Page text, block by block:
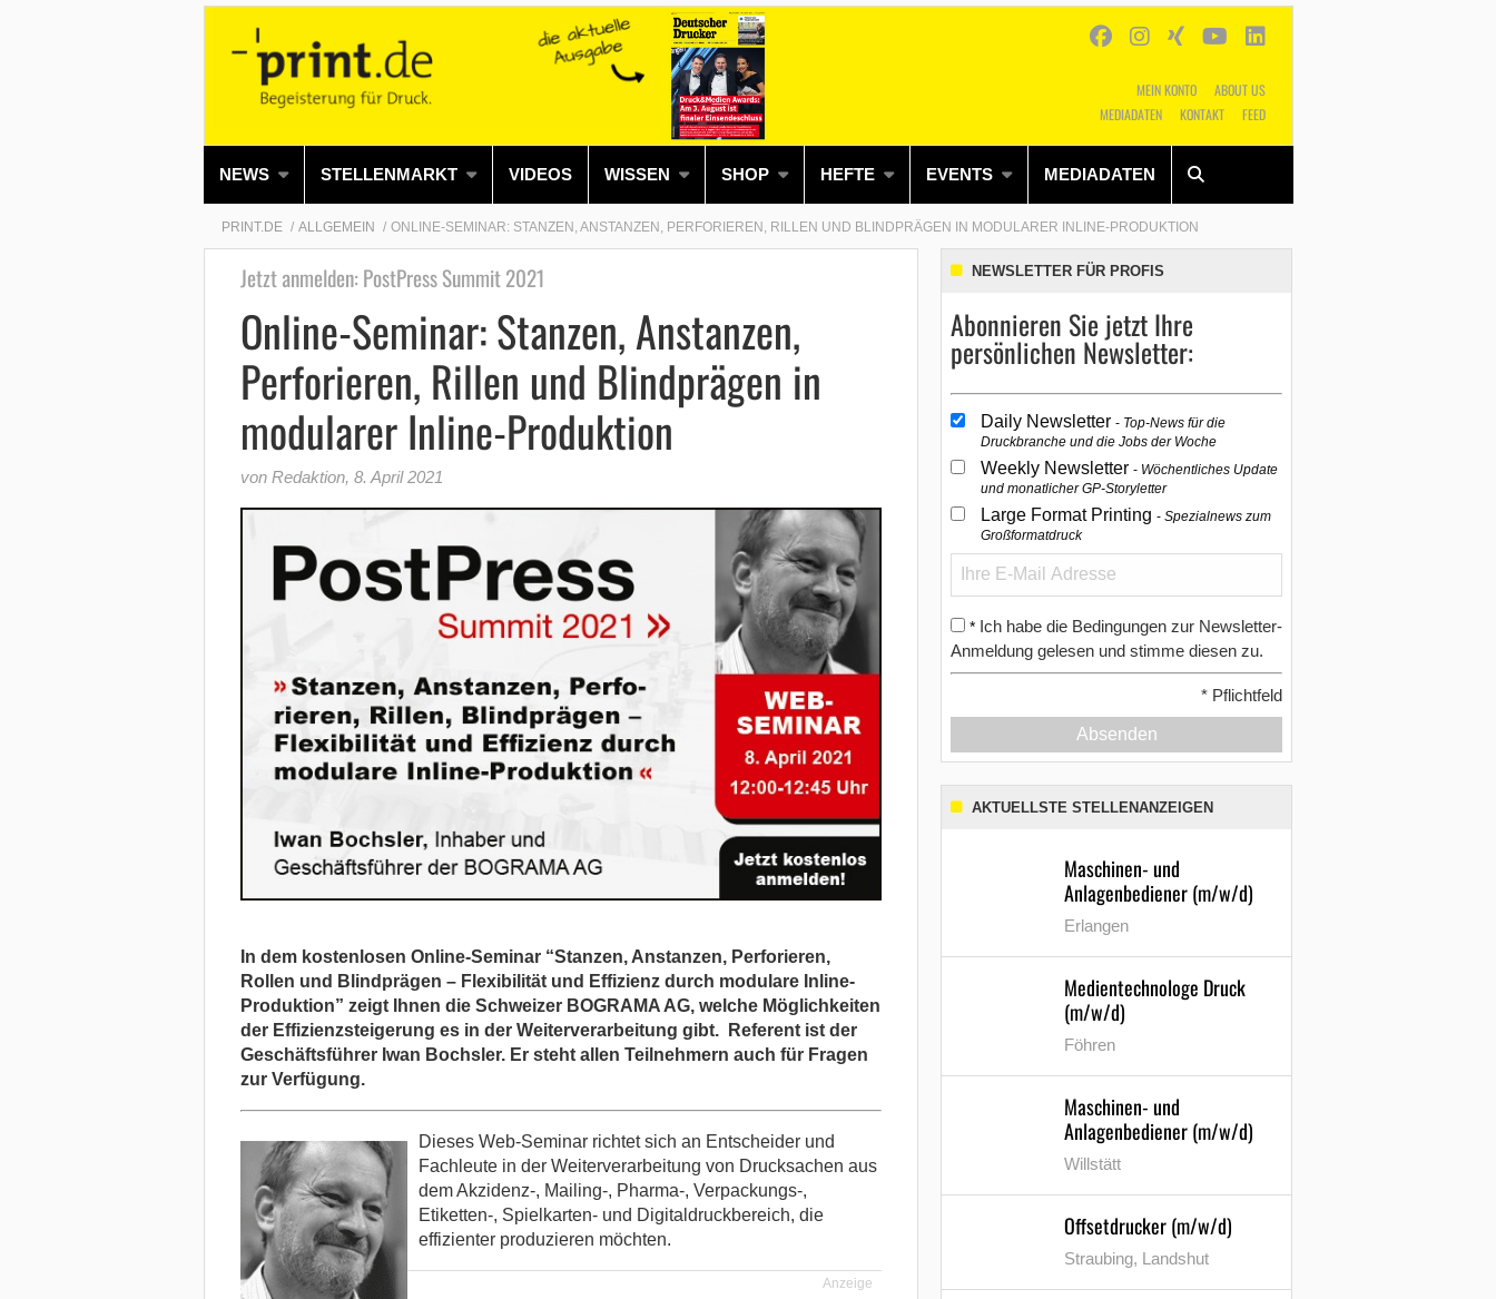
MEIN KONTO
ABOUT US
MEDIADATEN
KONTAKT FEED
NEWS STELLENMARKT VIDEOS WISSEN SHOP HEFTE EVENTS MEDIADATEN
Alles Shop SUCHEN
PRINT.DE ALLGEMEIN ONLINE-SEMINAR: STANZEN, ANSTANZEN, PERFORIEREN, RILLEN UND BLINDPRÄGEN IN MODULARER INLINE-PRODUKTION
Jetzt anmelden: PostPress Summit 2021
Online-Seminar: Stanzen, Anstanzen,
Perforieren, Rillen und Blindprägen in
modularer Inline-Produktion
von Redaktion, 8. April 2021
In dem kostenlosen Online-Seminar “Stanzen, Anstanzen, Perforieren,
Rollen und Blindprägen – Flexibilität und Effizienz durch modulare Inline-
Produktion” zeigt Ihnen die Schweizer BOGRAMA AG, welche Möglichkeiten
der Effizienzsteigerung es in der Weiterverarbeitung gibt. Referent ist der
Geschäftsführer Iwan Bochsler. Er steht allen Teilnehmern auch für Fragen
zur Verfügung.
Dieses Web-Seminar richtet sich an Entscheider und
Fachleute in der Weiterverarbeitung von Drucksachen aus
dem Akzidenz-, Mailing-, Pharma-, Verpackungs-,
Etiketten-, Spielkarten- und Digitaldruckbereich, die
effizienter produzieren möchten.
Anzeige
NEWSLETTER FÜR PROFIS
Abonnieren Sie jetzt Ihre
persönlichen Newsletter:
Daily Newsletter Top-News für die
Druckbranche und die Jobs der Woche
Weekly Newsletter Wöchentliches Update
und monatlicher GP-Storyletter
Large Format Printing Spezialnews zum
Großformatdruck
* Ich habe die Bedingungen zur Newsletter-
Anmeldung gelesen und stimme diesen zu.
* Pflichtfeld
Absenden
AKTUELLSTE STELLENANZEIGEN
Maschinen- und
Anlagenbediener (m/w/d)
Erlangen
Medientechnologe Druck
(m/w/d)
Föhren
Maschinen- und
Anlagenbediener (m/w/d)
Willstätt
Offsetdrucker (m/w/d)
Straubing, Landshut